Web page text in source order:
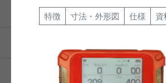
特徴 寸法・外形図 仕様 資